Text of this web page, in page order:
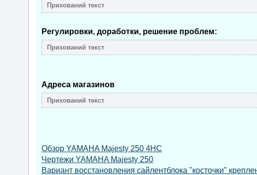
Регулировки, доработки, решение проблем:
Адреса магазинов
Обзор YAMAHA Majesty 250 4HC
Чертежи YAMAHA Majesty 250
Вариант восстановления сайлентблока "косточки"